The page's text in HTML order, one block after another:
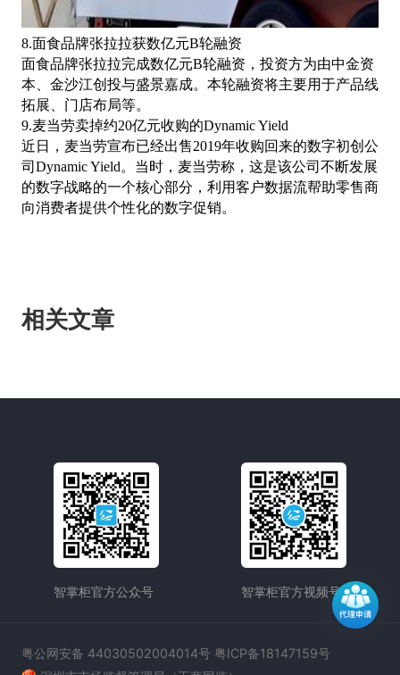
8.面食品牌张拉拉获数亿元B轮融资
面食品牌张拉拉完成数亿元B轮融资，投资方为由中金资
本、金沙江创投与盛景嘉成。本轮融资将主要用于产品线
拓展、门店布局等。
9.麦当劳卖掉约20亿元收购的Dynamic Yield
近日，麦当劳宣布已经出售2019年收购回来的数字初创公
司Dynamic Yield。当时，麦当劳称，这是该公司不断发展
的数字战略的一个核心部分，利用客户数据流帮助零售商
向消费者提供个性化的数字促销。
相关文章
智掌柜官方公众号 智掌柜官方视频号
粤公网安备 44030502004014号 粤ICP备18147159号